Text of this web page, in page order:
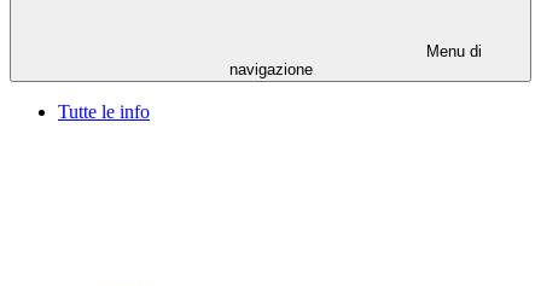
Menu di
navigazione
Tutte le info